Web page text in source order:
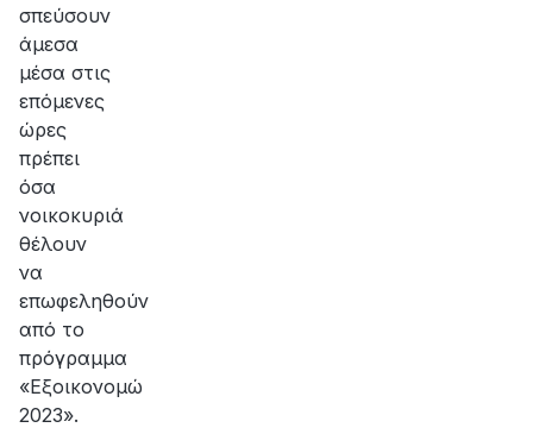
σπεύσουν
άμεσα
μέσα στις
επόμενες
ώρες
πρέπει
όσα
νοικοκυριά
θέλουν
να
επωφεληθούν
από το
πρόγραμμα
«Εξοικονομώ
2023».